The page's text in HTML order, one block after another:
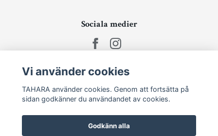
Sociala medier
Vi använder cookies
TAHARA använder cookies. Genom att fortsätta på
sidan godkänner du användandet av cookies.
Godkänn alla